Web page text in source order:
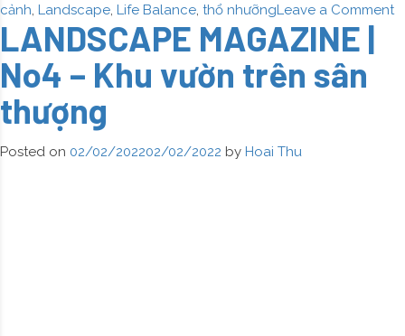
cảnh, Landscape, Life Balance, thổ nhưỡngLeave a Comment
LANDSCAPE MAGAZINE |
No4 – Khu vườn trên sân
thượng
Posted on 02/02/202202/02/2022 by Hoai Thu